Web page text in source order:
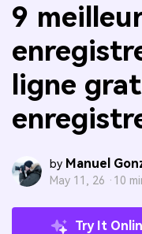
9
ligne
by Manuel
May 11, 26 · 10
Try It